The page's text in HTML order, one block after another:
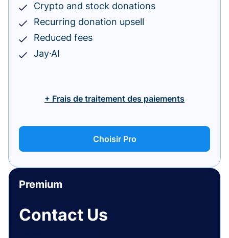
Crypto and stock donations
Recurring donation upsell
Reduced fees
Jay·AI
+ Frais de traitement des paiements
Choisir Pro
Premium
Contact Us